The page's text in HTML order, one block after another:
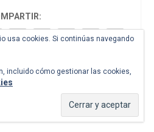
usa cookies. Si continúas navegando
incluido cómo gestionar las cookies,